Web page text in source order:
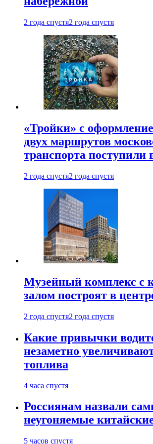
2 года спустя2 года спустя
«Тройки» с
двух маршрутов
транспорта поступили
2 года спустя2 года спустя
Музейный комплекс с
залом построят в
2 года спустя2 года спустя
Какие привычки
незаметно
топлива
4 часа спустя
Россиянам назвали
неугоняемые
5 часов спустя